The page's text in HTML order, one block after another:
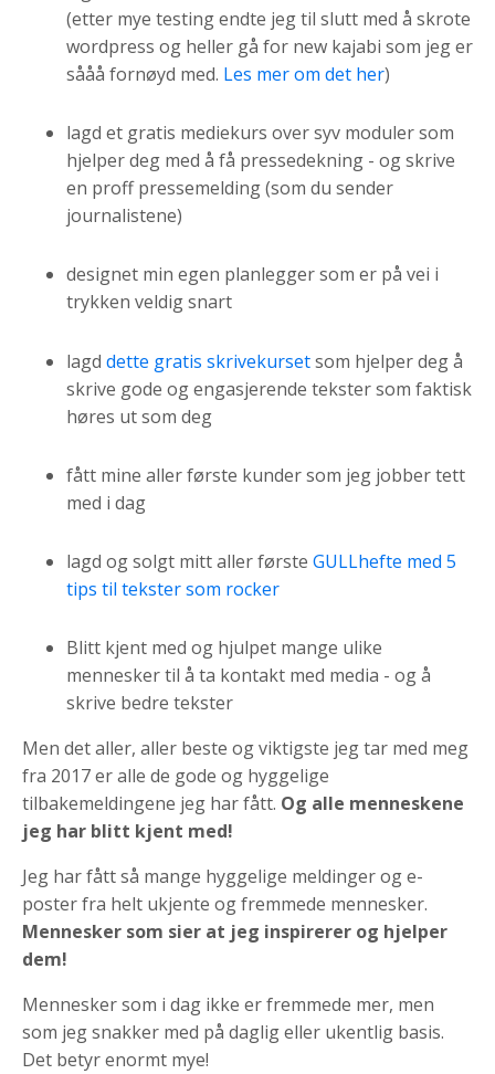
(etter mye testing endte jeg til slutt med å skrote
wordpress og heller gå for new kajabi som jeg er
sååå fornøyd med. Les mer om det her)
lagd et gratis mediekurs over syv moduler som
hjelper deg med å få pressedekning - og skrive
en proff pressemelding (som du sender
journalistene)
designet min egen planlegger som er på vei i
trykken veldig snart
lagd dette gratis skrivekursetsom hjelper deg å
skrive gode og engasjerende tekster som faktisk
høres ut som deg
fått mine aller første kunder som jeg jobber tett
med i dag
lagd og solgt mitt aller første GULLhefte med 5
tips til tekster som rocker
Blitt kjent med og hjulpet mange ulike
mennesker til å ta kontakt med media - og å
skrive bedre tekster
Men det aller, aller beste og viktigste jeg tar med meg
fra 2017 er alle de gode og hyggelige
tilbakemeldingene jeg har fått. Og alle menneskene
jeg har blitt kjent med!
Jeg har fått så mange hyggelige meldinger og e-
poster fra helt ukjente og fremmede mennesker.
Mennesker som sier at jeg inspirerer og hjelper
dem!
Mennesker som i dag ikke er fremmede mer, men
som jeg snakker med på daglig eller ukentlig basis.
Det betyr enormt mye!